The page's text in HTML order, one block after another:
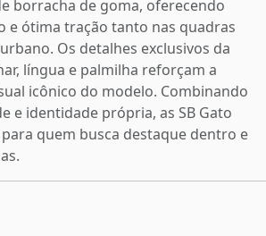
borracha de goma, oferecendo
e ótima tração tanto nas quadras
Os detalhes exclusivos da
língua e palmilha reforçam a
icônico do modelo. Combinando
e identidade própria, as SB Gato
quem busca destaque dentro e